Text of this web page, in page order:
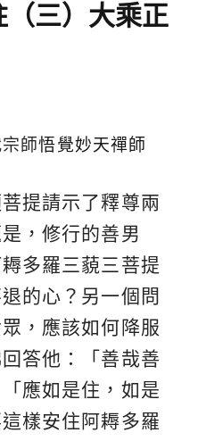
三）大乘正
師悟覺妙天禪師
提請示了釋尊兩
，修行的善男
多羅三藐三菩提
的心？另一個問
，應該如何降服
答他：「善哉善
應如是住，如是
樣安住阿耨多羅